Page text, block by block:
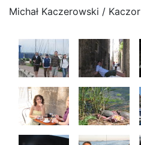
Michał Kaczerowski / Kaczor